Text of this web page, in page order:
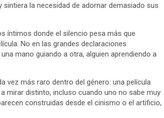
la necesidad de adornar demasiado sus
íntimos donde el silencio pesa más que
No en las grandes declaraciones
mano guiando a otra, alguien aprendiendo a
vez más raro dentro del género: una película
mirar distinto, incluso cuando uno no sabe muy
construidas desde el cinismo o el artificio,